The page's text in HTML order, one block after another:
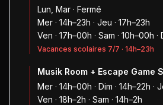
Lun, Mar · Fermé
Mer · 14h–23h · Jeu · 17h–23h
Ven · 17h–00h · Sam · 10h–00h ·
Vacances scolaires 7/7 · 14h–23h
Musik Room + Escape Game
Mer · 14h–00h · Dim · 14h–22h ·
Ven · 18h–2h · Sam · 14h–2h